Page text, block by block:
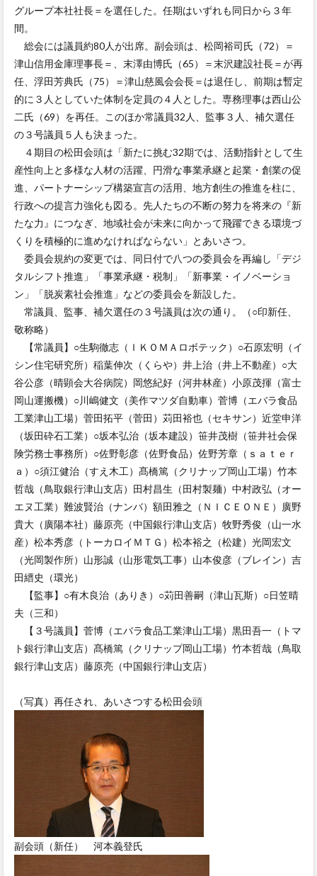
グループ本社社長＝を選任した。任期はいずれも同日から３年
間。
総会には議員約80人が出席。副会頭は、松岡裕司氏（72）＝
津山信用金庫理事長＝、末澤由博氏（65）＝末沢建設社長＝が再
任、浮田芳典氏（75）＝津山慈風会会長＝は退任し、前期は暫定
的に３人としていた体制を定員の４人とした。専務理事は西山公
二氏（69）を再任。このほか常議員32人、監事３人、補欠選任
の３号議員５人も決まった。
４期目の松田会頭は「新たに挑む32期では、活動指針として生
産性向上と多様な人材の活躍、円滑な事業承継と起業・創業の促
進、パートナーシップ構築宣言の活用、地方創生の推進を柱に、
行政への提言力強化も図る。先人たちの不断の努力を将来の『新
たな力』につなぎ、地域社会が未来に向かって飛躍できる環境づ
くりを積極的に進めなければならない」とあいさつ。
委員会規約の変更では、同日付で八つの委員会を再編し「デジ
タルシフト推進」「事業承継・税制」「新事業・イノベーショ
ン」「脱炭素社会推進」などの委員会を新設した。
常議員、監事、補欠選任の３号議員は次の通り。（○印新任、
敬称略）
【常議員】○生駒徹志（ＩＫＯＭＡロボテック）○石原宏明（イ
シン住宅研究所）稲葉伸次（くらや）井上治（井上不動産）○大
谷公彦（晴顕会大谷病院）岡悠紀好（河井林産）小原茂揮（富士
岡山運搬機）○川嶋健文（美作マツダ自動車）菅博（エバラ食品
工業津山工場）菅田拓平（菅田）苅田裕也（セキサン）近堂申洋
（坂田砕石工業）○坂本弘治（坂本建設）笹井茂樹（笹井社会保
険労務士事務所）○佐野彰彦（佐野食品）佐野芳章（ｓａｔｅｒ
ａ）○須江健治（すえ木工）髙橋篤（クリナップ岡山工場）竹本
哲哉（鳥取銀行津山支店）田村昌生（田村製麺）中村政弘（オー
エヌ工業）難波賢治（ナンバ）額田雅之（ＮＩＣＥＯＮＥ）廣野
貴大（廣陽本社）藤原亮（中国銀行津山支店）牧野秀俊（山一水
産）松本秀彦（トーカロイＭＴＧ）松本裕之（松建）光岡宏文
（光岡製作所）山形誠（山形電気工事）山本俊彦（ブレイン）吉
田縉史（環光）
【監事】○有木良治（ありき）○苅田善嗣（津山瓦斯）○日笠晴
夫（三和）
【３号議員】菅博（エバラ食品工業津山工場）黒田吾一（トマ
ト銀行津山支店）髙橋篤（クリナップ岡山工場）竹本哲哉（鳥取
銀行津山支店）藤原亮（中国銀行津山支店）
（写真）再任され、あいさつする松田会頭
副会頭（新任） 河本義登氏